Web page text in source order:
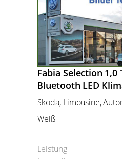
Fabia Selection 1,0
Bluetooth LED
Skoda, Limousine,
Weiß
Leistung